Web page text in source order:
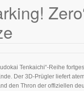
Tenkaichi“-Reihe
Der 3D-Prügler liefert
den Thron der offiziellen